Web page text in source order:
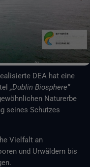
DEA hat eine
„Dublin Biosphere“
Naturerbe
seines Schutzes
Vielfalt an
und Urwäldern bis